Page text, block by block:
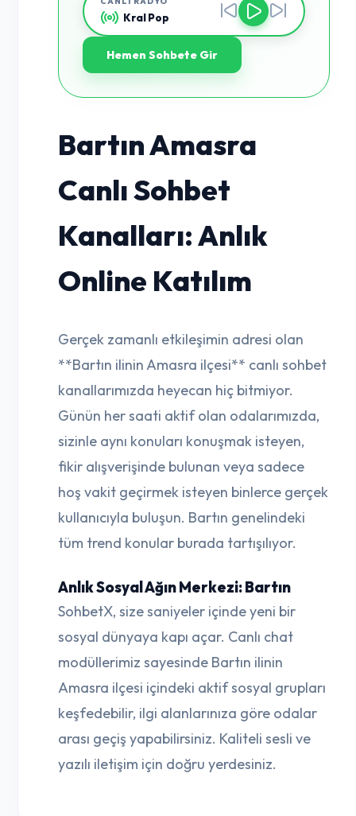
Kral Pop
Hemen Sohbete Gir
Bartın Amasra
Canlı Sohbet
Kanalları: Anlık
Online Katılım
Gerçek zamanlı etkileşimin adresi olan
**Bartın ilinin Amasra ilçesi** canlı sohbet
kanallarımızda heyecan hiç bitmiyor.
Günün her saati aktif olan odalarımızda,
sizinle aynı konuları konuşmak isteyen,
fikir alışverişinde bulunan veya sadece
hoş vakit geçirmek isteyen binlerce gerçek
kullanıcıyla buluşun. Bartın genelindeki
tüm trend konular burada tartışılıyor.
Anlık Sosyal Ağın Merkezi: Bartın
SohbetX, size saniyeler içinde yeni bir
sosyal dünyaya kapı açar. Canlı chat
modüllerimiz sayesinde Bartın ilinin
Amasra ilçesi içindeki aktif sosyal grupları
keşfedebilir, ilgi alanlarınıza göre odalar
arası geçiş yapabilirsiniz. Kaliteli sesli ve
yazılı iletişim için doğru yerdesiniz.